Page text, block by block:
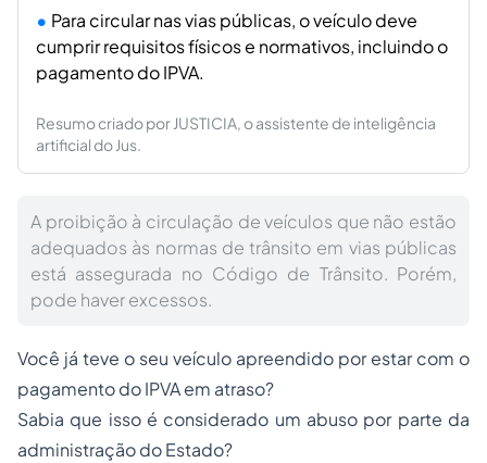
Para circular nas vias públicas, o veículo deve
cumprir requisitos físicos e normativos, incluindo o
pagamento do IPVA.
Resumo criado por JUSTICIA, o assistente de inteligência
artificial do Jus.
A proibição à circulação de veículos que não estão
adequados às normas de trânsito em vias públicas
está assegurada no Código de Trânsito. Porém,
pode haver excessos.
Você já teve o seu veículo apreendido por estar com o
pagamento do IPVA em atraso?
Sabia que isso é considerado um abuso por parte da
administração do Estado?